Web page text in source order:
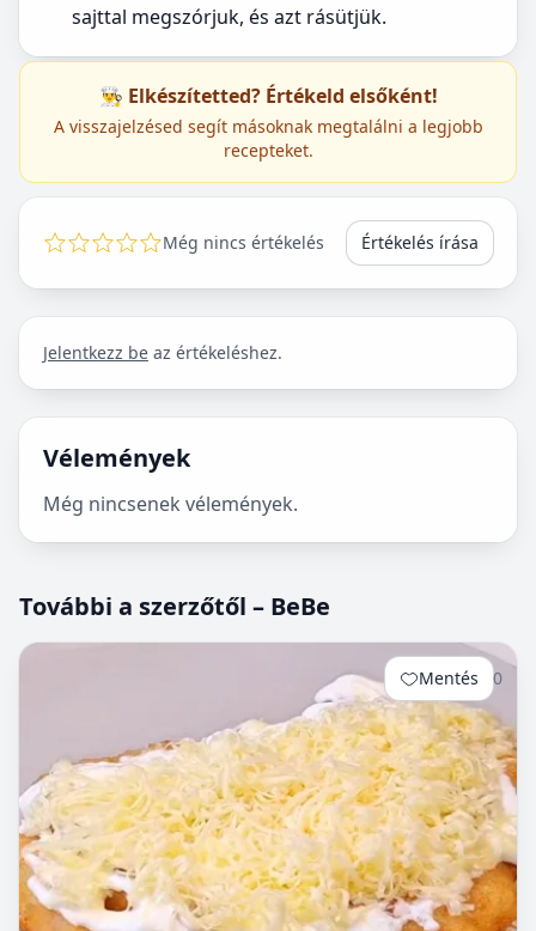
sajttal megszórjuk, és azt rásütjük.
👨‍🍳 Elkészítetted? Értékeld elsőként!
A visszajelzésed segít másoknak megtalálni a legjobb
recepteket.
Még nincs értékelés Értékelés írása
Jelentkezz be az értékeléshez.
Vélemények
Még nincsenek vélemények.
További a szerzőtől – BeBe
Mentés 0